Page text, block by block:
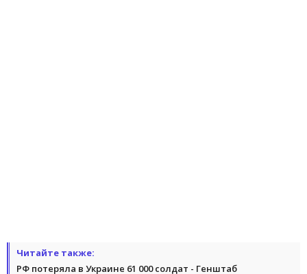
Читайте также:
РФ потеряла в Украине 61 000 солдат - Генштаб